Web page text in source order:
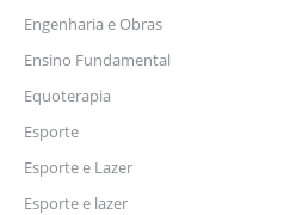
Engenharia e Obras
Ensino Fundamental
Equoterapia
Esporte
Esporte e Lazer
Esporte e lazer